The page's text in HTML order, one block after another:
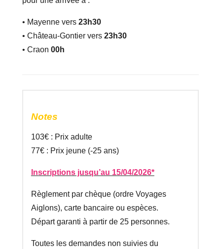
• Mayenne vers 23h30
• Château-Gontier vers 23h30
• Craon 00h
Notes
103€ : Prix adulte
77€ : Prix jeune (-25 ans)
Inscriptions jusqu’au 15/04/2026*
Règlement par chèque (ordre Voyages
Aiglons), carte bancaire ou espèces.
Départ garanti à partir de 25 personnes.
Toutes les demandes non suivies du